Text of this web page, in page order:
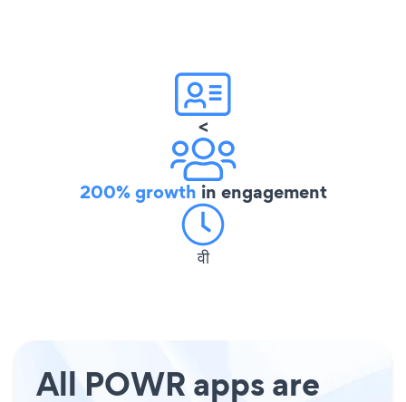
<
200% growth in engagement
वी
All POWR apps are